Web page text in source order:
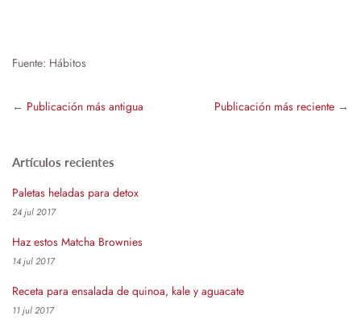
Fuente: Hábitos
← Publicación más antigua Publicación más reciente →
Artículos recientes
Paletas heladas para detox
24 jul 2017
Haz estos Matcha Brownies
14 jul 2017
Receta para ensalada de quinoa, kale y aguacate
11 jul 2017